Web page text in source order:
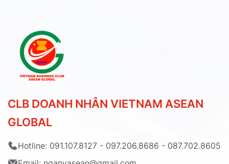
CLB DOANH NHÂN VIETNAM ASEAN
GLOBAL
Hotline: 091.107.8127 - 097.206.8686 - 087.702.8605